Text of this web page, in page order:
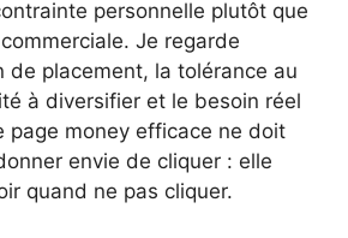
personnelle plutôt que
Je regarde
de placement, la tolérance au
à diversifier et le besoin réel
page money efficace ne doit
envie de cliquer : elle
quand ne pas cliquer.